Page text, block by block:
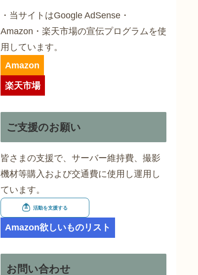
・当サイトはGoogle AdSense・
Amazon・楽天市場の宣伝プログラムを使
用しています。
Amazon
楽天市場
ご支援のお願い
皆さまの支援で、サーバー維持費、撮影
機材等購入および交通費に使用し運用し
ています。
Amazon欲しいものリスト
お問い合わせ